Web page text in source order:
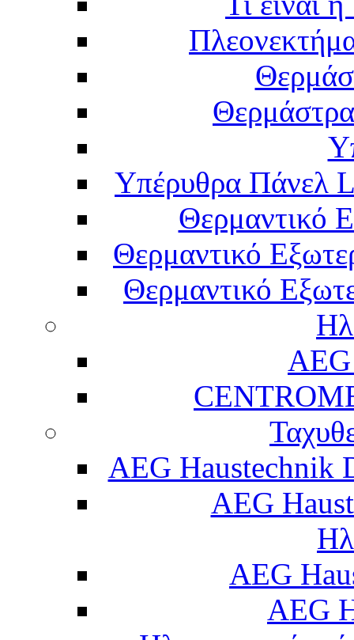
Υπέρυθρα Πάνελ
Θερμαντικό
Θερμαντικό
Θερμαντικό
AEG Haustechnik
AEG
AEG
AEG